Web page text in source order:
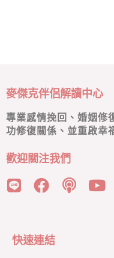
麥傑克伴侶解讀中心
專業感情挽回、婚姻修
功修復關係、並重啟幸
歡迎關注我們
快速連結